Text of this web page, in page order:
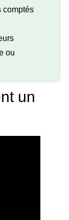
comptés
ou
un